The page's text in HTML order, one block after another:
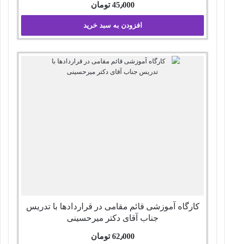
45٫000 تومان
افزودن به سبد خرید
کارگاه آموزشی قائم مقامی در قراردادها با تدریس
جناب آقای دکتر میرحسینی
62٫000 تومان